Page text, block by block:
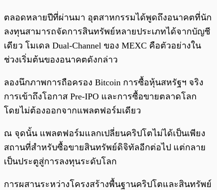
ตลอดหลายปีที่ผ่านมา อุตสาหกรรมได้พูดถึงอนาคตที่นัก
ลงทุนสามารถจัดการสินทรัพย์หลายประเภทได้จากบัญชี
เดียว โมเดล Dual-Channel ของ MEXC คือตัวอย่างใน
ช่วงเริ่มต้นของอนาคตดังกล่าว
ลองนึกภาพการถือครอง Bitcoin การซื้อหุ้นสหรัฐฯ จริง
การเข้าถึงโอกาส Pre-IPO และการซื้อขายตลาดโลก
โดยไม่ต้องออกจากแพลตฟอร์มเดียว
ณ จุดนั้น แพลตฟอร์มแลกเปลี่ยนคริปโตไม่ได้เป็นเพียง
สถานที่สำหรับซื้อขายสินทรัพย์ดิจิทัลอีกต่อไป แต่กลาย
เป็นประตูสู่การลงทุนระดับโลก
การผสานระหว่างโครงสร้างพื้นฐานคริปโตและสินทรัพย์